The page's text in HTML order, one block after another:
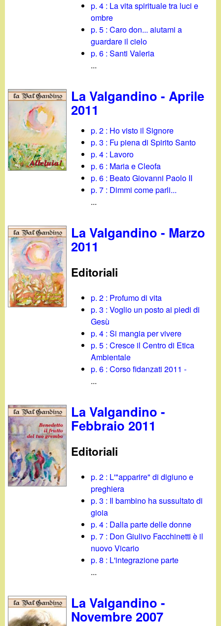
p. 4 : La vita spirituale tra luci e
ombre
p. 5 : Caro don... aiutami a
guardare il cielo
p. 6 : Santi Valeria
...
La Valgandino - Aprile
2011
p. 2 : Ho visto il Signore
p. 3 : Fu piena di Spirito Santo
p. 4 : Lavoro
p. 6 : Maria e Cleofa
p. 6 : Beato Giovanni Paolo II
p. 7 : Dimmi come parli...
...
La Valgandino - Marzo
2011
Editoriali
p. 2 : Profumo di vita
p. 3 : Voglio un posto ai piedi di
Gesù
p. 4 : Si mangia per vivere
p. 5 : Cresce il Centro di Etica
Ambientale
p. 6 : Corso fidanzati 2011 -
...
La Valgandino -
Febbraio 2011
Editoriali
p. 2 : L'"apparire" di digiuno e
preghiera
p. 3 : Il bambino ha sussultato di
gioia
p. 4 : Dalla parte delle donne
p. 7 : Don Giulivo Facchinetti è il
nuovo Vicario
p. 8 : L'integrazione parte
...
La Valgandino -
Novembre 2007